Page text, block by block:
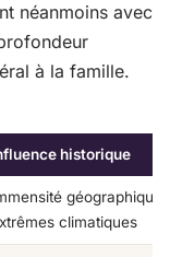
néanmoins avec
à la famille.
historique
géographique,
climatiques